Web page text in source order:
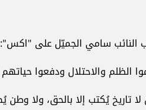
النائب سامي الجميّل على "اكس":
والاحتلال ودفعوا حياتهم
تاريخ يُكتب إلا بالحق، ولا وطن